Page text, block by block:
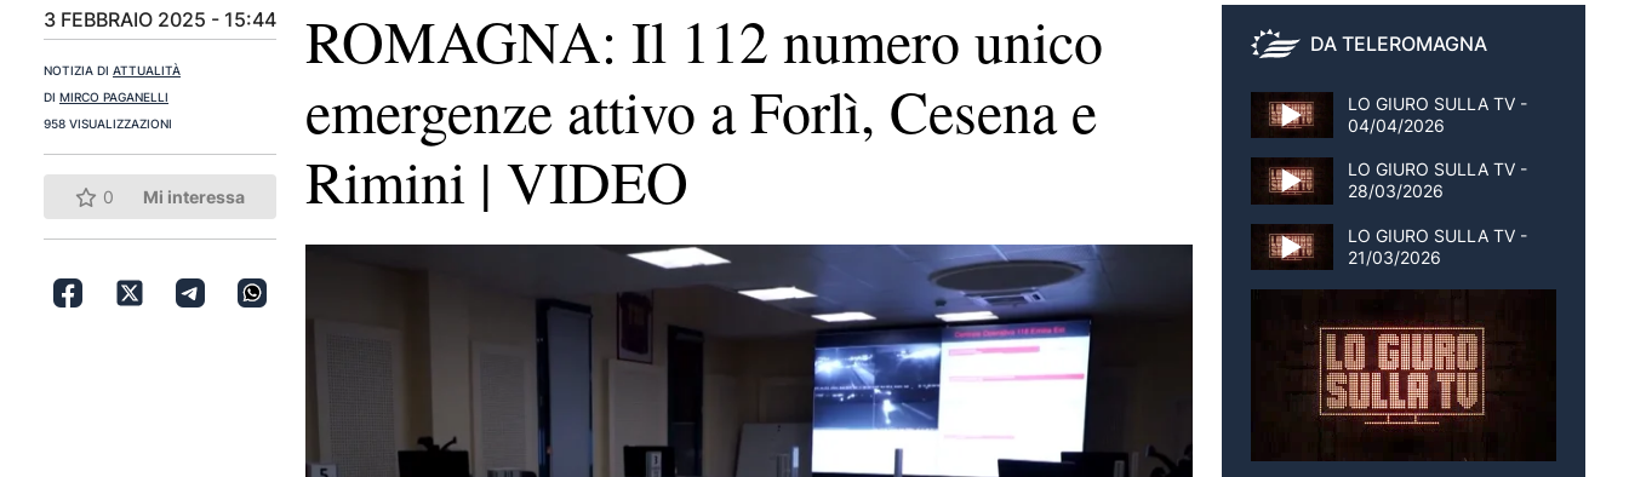
3 FEBBRAIO 2025 - 15:44
NOTIZIA DI ATTUALITÀ
DI MIRCO PAGANELLI
958 VISUALIZZAZIONI
0 Mi interessa
ROMAGNA: Il 112 numero unico
emergenze attivo a Forlì, Cesena e
Rimini | VIDEO
DA TELEROMAGNA
LO GIURO SULLA TV -
04/04/2026
LO GIURO SULLA TV -
28/03/2026
LO GIURO SULLA TV -
21/03/2026